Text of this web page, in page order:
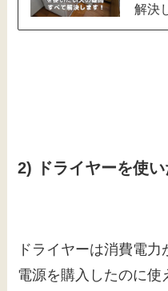
解決
2) ドライヤーを使
ドライヤーは消費電
電源を購入したのに